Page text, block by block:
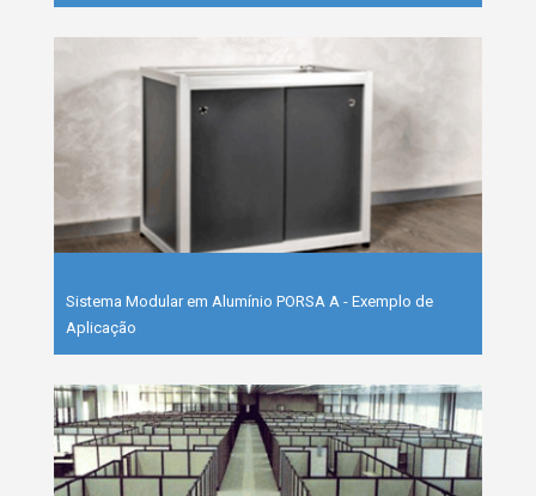
Sistema Modular em Alumínio PORSA A - Exemplo de
Aplicação